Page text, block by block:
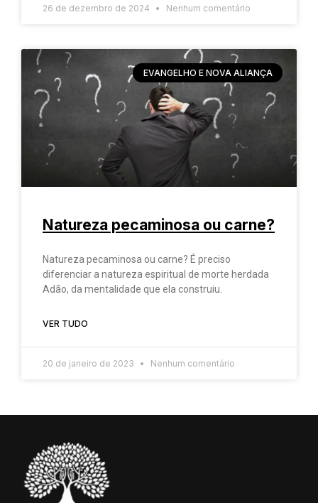
26 de dezembro de 2024 Nenhum comentário
EVANGELHO E NOVA ALIANÇA
Natureza pecaminosa ou carne?
Natureza pecaminosa ou carne? É preciso
diferenciar a natureza espiritual de morte herdada
Adão, da mentalidade que ela construiu.
VER TUDO
20 de janeiro de 2023 Nenhum comentário